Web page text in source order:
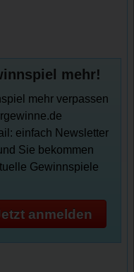
mehr!
mehr verpassen
einfach Newsletter
Sie bekommen
Gewinnspiele
anmelden